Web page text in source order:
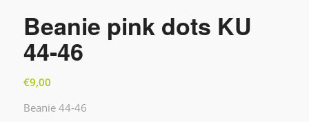
Beanie pink dots KU
44-46
€9,00
Beanie 44-46